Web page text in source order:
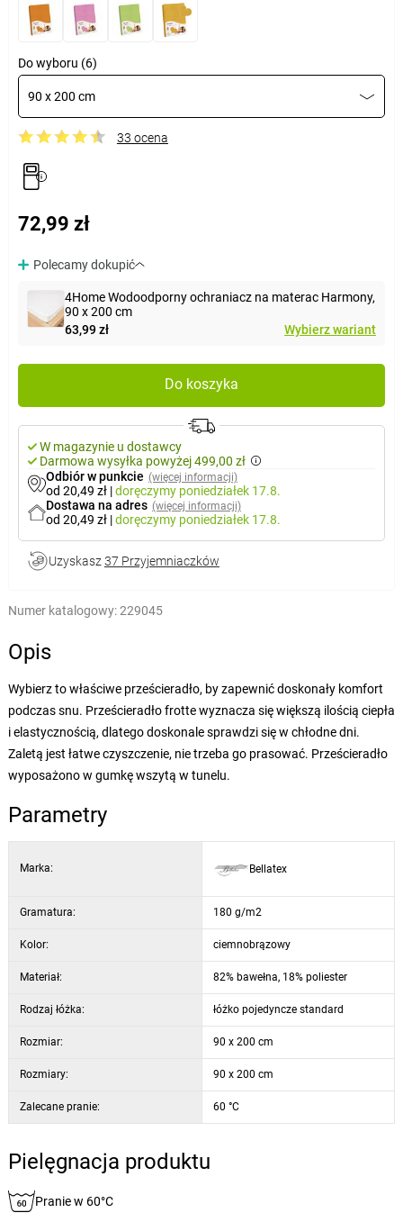
Do wyboru (6)
90 x 200 cm
33 ocena
72,99 zł
Polecamy dokupić
4Home Wodoodporny ochraniacz na materac Harmony,
90 x 200 cm
63,99 zł
Wybierz wariant
Do koszyka
W magazynie u dostawcy
Darmowa wysyłka powyżej 499,00 zł
Odbiór w punkcie (więcej informacji)
od 20,49 zł |doręczymy poniedziałek 17.8.
Dostawa na adres (więcej informacji)
od 20,49 zł |doręczymy poniedziałek 17.8.
Uzyskasz 37 Przyjemniaczków
Numer katalogowy:229045
Opis
Wybierz to właściwe prześcieradło, by zapewnić doskonały komfort
podczas snu. Prześcieradło frotte wyznacza się większą ilością ciepła
i elastycznością, dlatego doskonale sprawdzi się w chłodne dni.
Zaletą jest łatwe czyszczenie, nie trzeba go prasować. Prześcieradło
wyposażono w gumkę wszytą w tunelu.
Parametry
Marka: Bellatex
Gramatura: 180 g/m2
Kolor: ciemnobrązowy
Materiał: 82% bawełna, 18% poliester
Rodzaj łóżka: łóżko pojedyncze standard
Rozmiar: 90 x 200 cm
Rozmiary: 90 x 200 cm
Zalecane pranie: 60 °C
Pielęgnacja produktu
Pranie w 60°C